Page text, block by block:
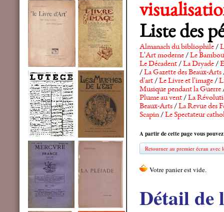
Liste des
Almanach du bibliophile/
L'Art moderne/Le Bambou
Le Décadent/La Dryade/
/La Gazette des Beaux-Arts
d'art/Le Livre et l'image/
Musique pendant la Guerre
Plume au vent/La
Beaux-Arts/La Revue des
Scapin/Le Spectateur
A partir de cette page vous
Retourner au premier écran avec
Détail de